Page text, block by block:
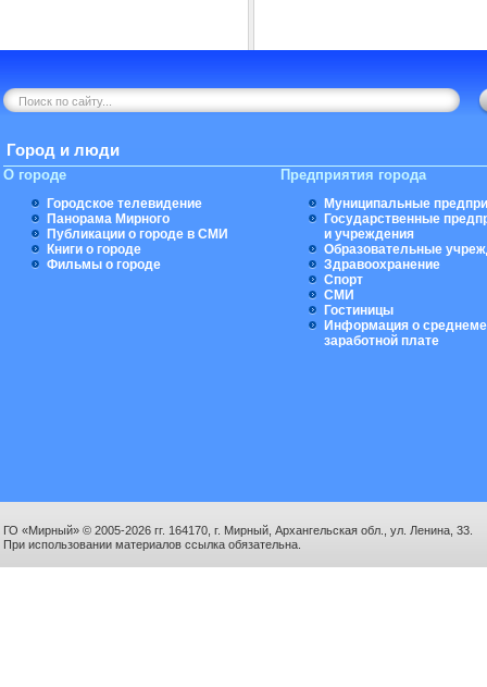
Город и люди
О городе
Городское телевидение
Панорама Мирного
Публикации о городе в СМИ
Книги о городе
Фильмы о городе
Предприятия города
Муниципальные
Государственные
и учреждения
Образовательные
Здравоохранение
Спорт
СМИ
Гостиницы
Информация о
заработной плате
ГО «Мирный» © 2005-2026 гг. 164170, г. Мирный, Архангельская обл., ул. Ленина, 33.
При использовании материалов ссылка обязательна.